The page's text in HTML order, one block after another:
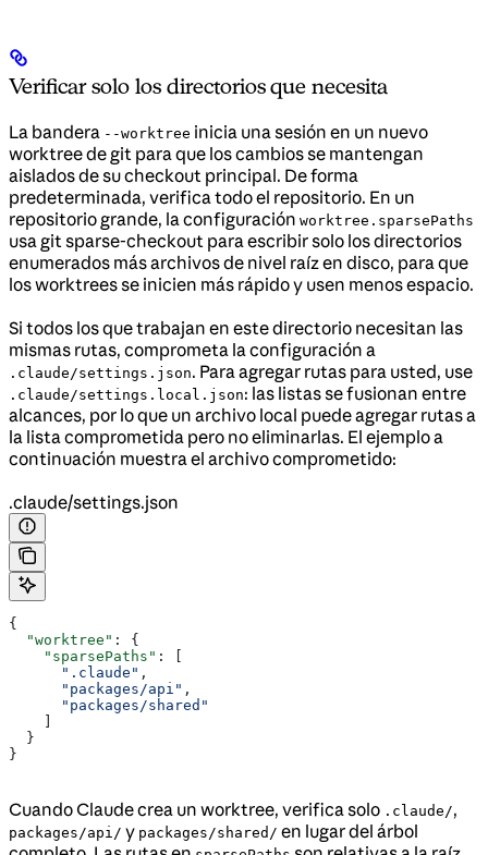
Verificar solo los directorios que necesita
La bandera --worktree inicia una sesión en un nuevo
worktree de git para que los cambios se mantengan
aislados de su checkout principal. De forma
predeterminada, verifica todo el repositorio. En un
repositorio grande, la configuración worktree.sparsePaths
usa git sparse-checkout para escribir solo los directorios
enumerados más archivos de nivel raíz en disco, para que
los worktrees se inicien más rápido y usen menos espacio.
Si todos los que trabajan en este directorio necesitan las
mismas rutas, comprometa la configuración a
.claude/settings.json. Para agregar rutas para usted, use
.claude/settings.local.json: las listas se fusionan entre
alcances, por lo que un archivo local puede agregar rutas a
la lista comprometida pero no eliminarlas. El ejemplo a
continuación muestra el archivo comprometido:
.claude/settings.json
{
  "worktree"
: {
    "sparsePaths"
: [
      ".claude"
,
      "packages/api"
,
      "packages/shared"
    ]
  }
}
Cuando Claude crea un worktree, verifica solo .claude/,
packages/api/ y packages/shared/ en lugar del árbol